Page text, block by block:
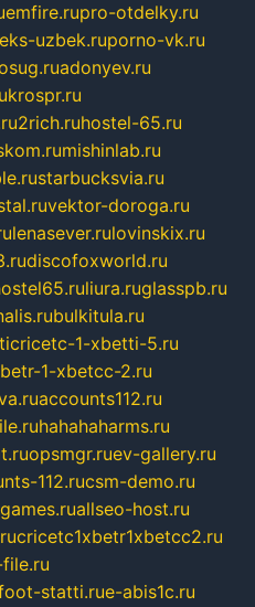
emfire.rupro-otdelky.ru
uzbek.ruporno-vk.ru
adonyev.ru
krospr.ru
2rich.ruhostel-65.ru
mishinlab.ru
starbucksvia.ru
vektor-doroga.ru
lenasever.rulovinskix.ru
discofoxworld.ru
liura.ruglasspb.ru
bulkitula.ru
1-xbetti-5.ru
1-xbetcc-2.ru
accounts112.ru
hahahaharms.ru
opsmgr.ruev-gallery.ru
112.rucsm-demo.ru
allseo-host.ru
cricetc1xbetr1xbetcc2.ru
statti.rue-abis1c.ru